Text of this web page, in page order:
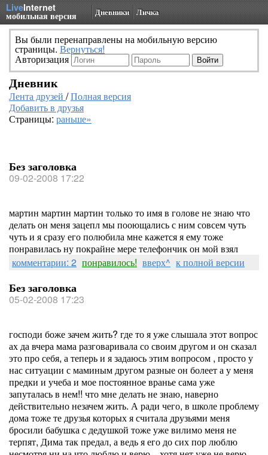
LiveInternet
мобильная версия Дневники Личка
Вы были перенаправлены на мобильную версию
страницы. Вернуться!
Авторизация
Дневник
Лента друзей /Полная версия
Добавить в друзья
Страницы: раньше»
Без заголовка
09-02-2008 17:22
мартин мартин мартин только то имя в голове не знаю что
делать он меня зацепл мы пооющались с ним совсем чуть
чуть и я сразу его полюбила мне кажется я ему тоже
понравилась ну покрайне мере телефончик он мой взял
комментарии: 2 понравилось! вверх^ к полной версии
Без заголовка
05-02-2008 17:23
господи боже зачем жить? где то я уже слышала этот вопрос
ах да вчера мама разговаривала со своим другом и он сказал
это про себя, а теперь и я задаюсь этим вопросом , просто у
нас ситуации с маминым другом разные он болеет а у меня
предки и учеба и мое постоянное вранье сама уже
запуталась в нем!! что мне делать не знаю, наверно
действительно незачем жить. А ради чего, в школе проблему
дома тоже те друзья которых я считала друзьями меня
бросили бабушка с дедушкой тоже уже вилимо меня не
терпят, Дима так предал, а ведь я его до сих пор люблю